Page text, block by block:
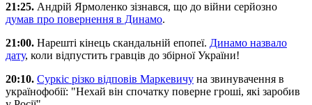
21:25. Андрій Ярмоленко зізнався, що до війни серйозно
думав про повернення в Динамо.
21:00. Нарешті кінець скандальній епопеї. Динамо назвало
дату, коли відпустить гравців до збірної України!
20:10. Суркіс різко відповів Маркевичу на звинувачення в
українофобії: "Нехай він спочатку поверне гроші, які заробив